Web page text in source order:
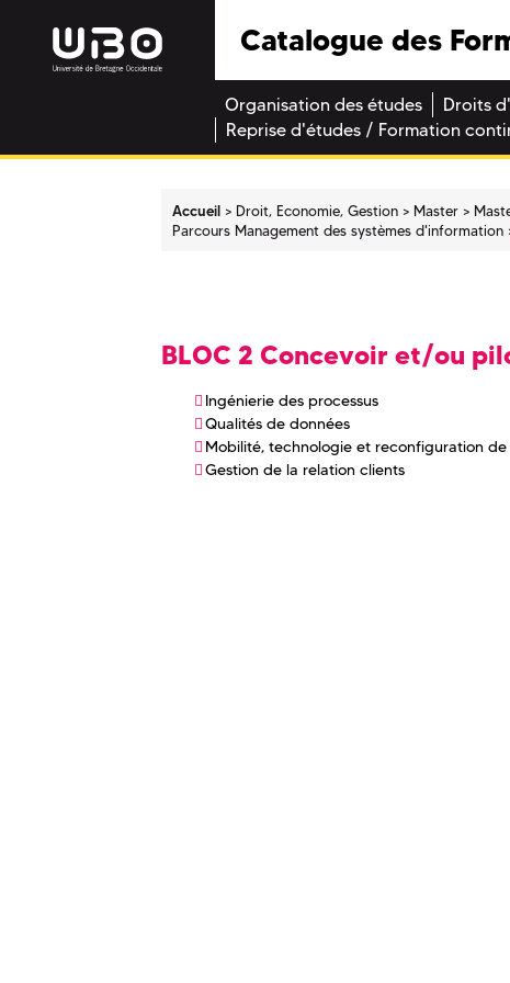
Catalogue des
Organisation des études Droits
Reprise d'études / Formation
Accueil Droit, Economie, Gestion Master
Parcours Management des systèmes d'information
BLOC 2 Concevoir et/ou
Ingénierie des processus
Qualités de données
Mobilité, technologie et reconfiguration de
Gestion de la relation clients